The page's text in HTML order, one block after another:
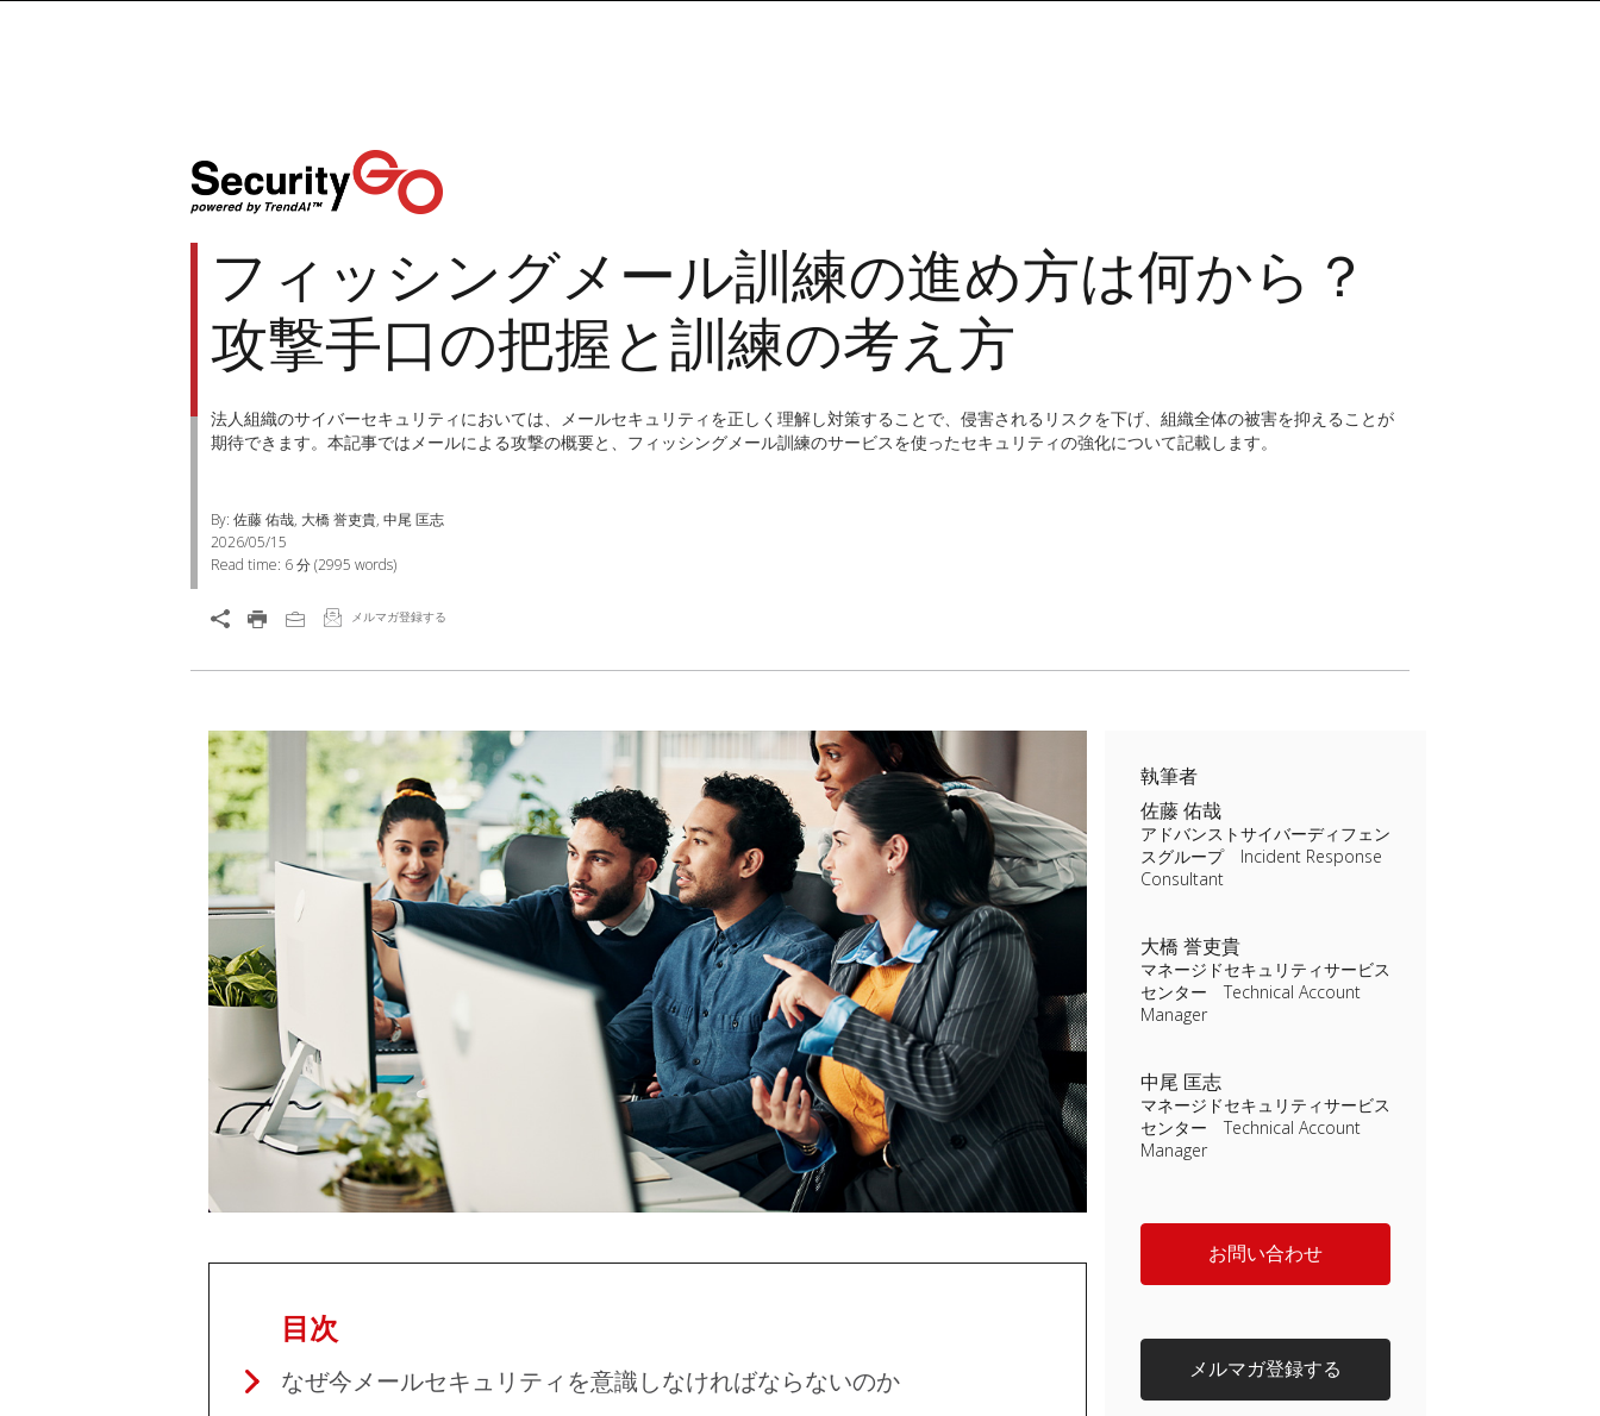
フィッシングメール訓練の進め方は何から？
攻撃手口の把握と訓練の考え方
法人組織のサイバーセキュリティにおいては、メールセキュリティを正しく理解し対策することで、侵害されるリスクを下げ、組織全体の被害を抑えることが
期待できます。本記事ではメールによる攻撃の概要と、フィッシングメール訓練のサービスを使ったセキュリティの強化について記載します。
By: 佐藤 佑哉, 大橋 誉吏貴, 中尾 匡志
2026/05/15
Read time: 6 分(2995 words)
メルマガ登録する
目次
なぜ今メールセキュリティを意識しなければならないのか
執筆者
佐藤 佑哉
アドバンストサイバーディフェン
スグループ Incident Response
Consultant
大橋 誉吏貴
マネージドセキュリティサービス
センター Technical Account
Manager
中尾 匡志
マネージドセキュリティサービス
センター Technical Account
Manager
お問い合わせ
メルマガ登録する